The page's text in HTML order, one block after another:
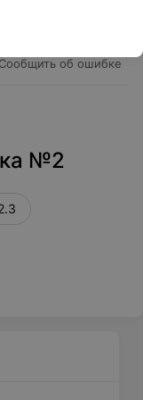
Сообщить об ошибке
№2